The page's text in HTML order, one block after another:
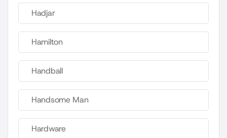
Hadjar
Hamilton
Handball
Handsome Man
Hardware